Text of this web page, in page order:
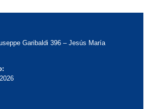
Garibaldi 396 – Jesús María